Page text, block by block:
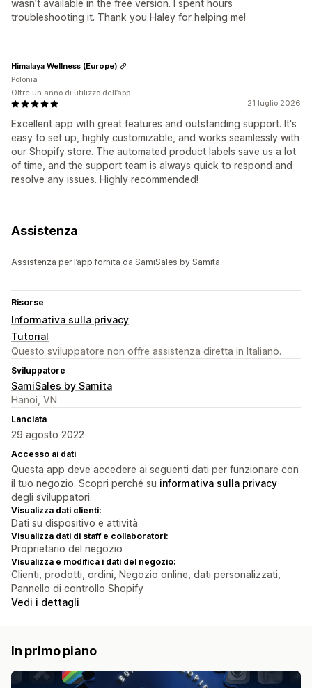
wasn’t available in the free version. I spent hours
troubleshooting it. Thank you Haley for helping me!
21 luglio 2026
Excellent app with great features and outstanding support. It's
easy to set up, highly customizable, and works seamlessly with
our Shopify store. The automated product labels save us a lot
of time, and the support team is always quick to respond and
resolve any issues. Highly recommended!
Himalaya Wellness (Europe)
Polonia
Oltre un anno di utilizzo dell’app
Assistenza
Assistenza per l’app fornita da SamiSales by Samita.
Risorse
Informativa sulla privacy
Tutorial
Questo sviluppatore non offre assistenza diretta in Italiano.
Sviluppatore
SamiSales by Samita
Hanoi, VN
Lanciata
29 agosto 2022
Accesso ai dati
Questa app deve accedere ai seguenti dati per funzionare con
il tuo negozio. Scopri perché su informativa sulla privacy
degli sviluppatori.
Visualizza dati clienti:
Dati su dispositivo e attività
Visualizza dati di staff e collaboratori:
Proprietario del negozio
Visualizza e modifica i dati del negozio:
Clienti, prodotti, ordini, Negozio online, dati personalizzati,
Pannello di controllo Shopify
Vedi i dettagli
In primo piano